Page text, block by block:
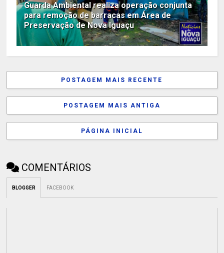
Guarda Ambiental realiza operação conjunta
para remoção de barracas em Área de
Preservação de Nova Iguaçu
POSTAGEM MAIS RECENTE
POSTAGEM MAIS ANTIGA
PÁGINA INICIAL
COMENTÁRIOS
BLOGGER FACEBOOK